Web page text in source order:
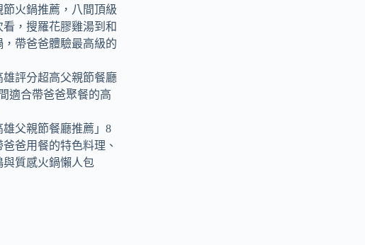
節火鍋推薦，八間頂級
看，搜羅花膠雞湯到和
，帶爸爸體驗最高級的
雄評分超高父親節餐廳
適合帶爸爸聚餐的高
雄父親節餐廳推薦」8
爸爸用餐的特色料理、
與質感火鍋懶人包